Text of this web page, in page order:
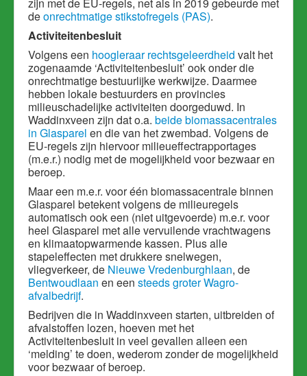
deonrechtmatige stikstofregels (PAS).
Activiteitenbesluit
Volgens een hoogleraar rechtsgeleerdheid valt het
zogenaamde ‘Activiteitenbesluit’ ook onder die
onrechtmatige bestuurlijke werkwijze. Daarmee
hebben lokale bestuurders en provincies
milieuschadelijke activiteiten doorgeduwd. In
Waddinxveen zijn dat o.a. beide biomassacentrales
in Glasparel en die van het zwembad. Volgens de
EU-regels zijn hiervoor milieueffectrapportages
(m.e.r.) nodig met de mogelijkheid voor bezwaar en
beroep.
Maar een m.e.r. voor één biomassacentrale binnen
Glasparel betekent volgens de milieuregels
automatisch ook een (niet uitgevoerde) m.e.r. voor
heel Glasparel met alle vervuilende vrachtwagens
en klimaatopwarmende kassen. Plus alle
stapeleffecten met drukkere snelwegen,
vliegverkeer, de Nieuwe Vredenburghlaan, de
Bentwoudlaan en een steeds groter Wagro-
afvalbedrijf.
Bedrijven die in Waddinxveen starten, uitbreiden of
afvalstoffen lozen, hoeven met het
Activiteitenbesluit in veel gevallen alleen een
‘melding’ te doen, wederom zonder de mogelijkheid
voor bezwaar of beroep.